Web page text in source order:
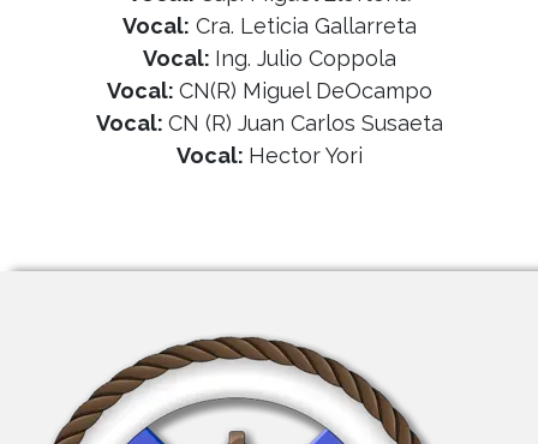
Vocal: Cra. Leticia Gallarreta
Vocal: Ing. Julio Coppola
Vocal: CN(R) Miguel DeOcampo
Vocal: CN (R) Juan Carlos Susaeta
Vocal: Hector Yori